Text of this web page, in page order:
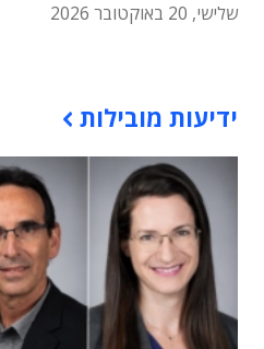
שלישי, 20 באוקטובר 2026
ידיעות מובילות